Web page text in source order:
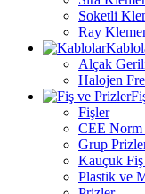
Soketli
Ray
Alçak
Halojen
Fişler
CEE Norm
Grup
Kauçuk
Plastik ve